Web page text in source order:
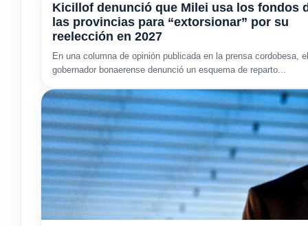
Kicillof denunció que Milei usa los fondos
las provincias para “extorsionar” por su
reelección en 2027
En una columna de opinión publicada en la prensa cordobesa, el
gobernador bonaerense denunció un esquema de reparto...